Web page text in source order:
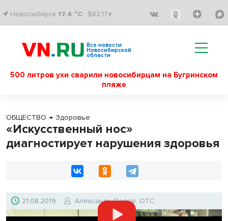
Новосибирск 17.4 °C $82.17↑
Все новости
Новосибирской
области
500 литров ухи сварили новосибирцам на Бугринском
пляже
ОБЩЕСТВО → Здоровье
«Искусственный нос»
диагностирует нарушения здоровья
21.08.2019 Александр Попов, ОТС